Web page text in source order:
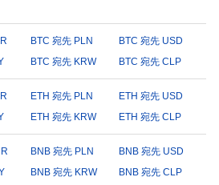
BTC 宛先 PLN
BTC 宛先 USD
BTC 宛先 KRW BTC 宛先 CLP
ETH 宛先 PLN
ETH 宛先 USD
ETH 宛先 KRW ETH 宛先 CLP
BNB 宛先 PLN
BNB 宛先 USD
BNB 宛先 KRW BNB 宛先 CLP